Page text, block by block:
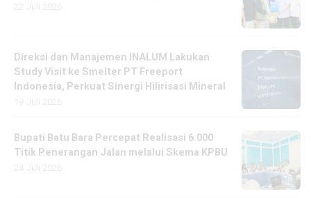
Direksi dan Manajemen INALUM Lakukan
Study Visit ke Smelter PT Freeport
Indonesia, Perkuat Sinergi Hilirisasi Mineral
Bupati Batu Bara Percepat Realisasi 6.000
Titik Penerangan Jalan melalui Skema KPBU